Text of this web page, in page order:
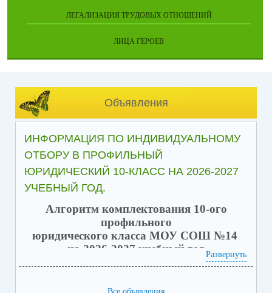
ЛЕГАЛИЗАЦИЯ ТРУДОВЫХ ОТНОШЕНИЙ
ЛИЦА ГЕРОЕВ
Объявления
ИНФОРМАЦИЯ ПО ИНДИВИДУАЛЬНОМУ
ОТБОРУ В ПРОФИЛЬНЫЙ
ЮРИДИЧЕСКИЙ 10-КЛАСС НА 2026-2027
УЧЕБНЫЙ ГОД.
Алгоритм комплектования 10-ого
профильного
юридического класса МОУ СОШ №14
на 2026-2027 учебный год
экзаменационного периода у обучающихся
Развернуть